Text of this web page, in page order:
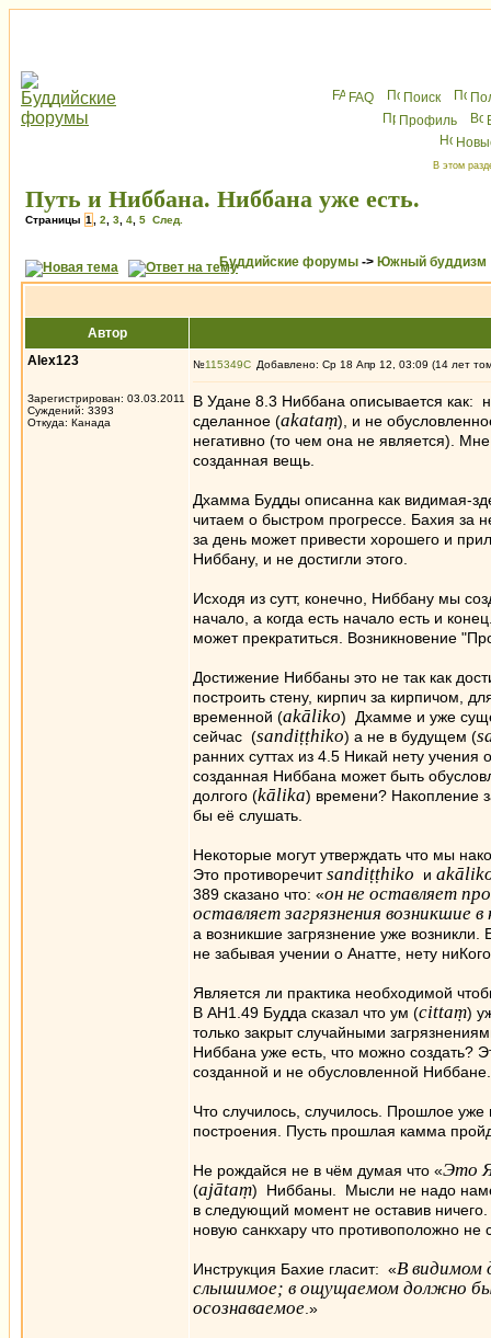
FAQ Поиск
Профиль
В этом
Путь и Ниббана. Ниббана уже есть.
Страницы 1 2 3 4 5 След.
Буддийские форумы -> Южный буддизм
Автор
Alex123
Зарегистрирован: 03.03.2011
Суждений: 3393
Откуда: Канада
№115349 Добавлено: Ср 18 Апр 12, 03:09 (14 лет
В Удане 8.3 Ниббана описывается как:
сделанное (akataṃ), и не
негативно (то чем она не является).
созданная вещь.
Дхамма Будды описанна как видимая-
читаем о быстром прогрессе. Бахия за
за день может привести хорошего и
Ниббану, и не достигли этого.
Исходя из сутт, конечно, Ниббану мы
начало, а когда есть начало есть и
может прекратиться. Возникновение
Достижение Ниббаны это не так как
построить стену, кирпич за кирпичом,
временной (akāliko) Дхамме и уже
сейчас (sandiṭṭhikо) а не в будущем (
ранних суттах из 4.5 Никай нету
созданная Ниббана может быть
долгого (kālika) времени? Накопление
бы её слушать.
Некоторые могут утверждать что мы
Это противоречитsandiṭṭhiko и
389 сказано что: «он не оставляет
оставляет загрязнения возникшие
а возникшие загрязнение уже
не забывая учении о Анатте, нету
Является ли практика необходимой
В АН1.49 Будда сказал что ум (cittaṃ)
только закрыт случайными
Ниббана уже есть, что можно создать?
созданной и не обусловленной Ниббане.
Что случилось, случилось. Прошлое
построения. Пусть прошлая камма
Не рождайся не в чём думая что «Это
(ajātaṃ) Ниббаны. Мысли не надо
в следующий момент не оставив
новую санкхару что противоположно не
Инструкция Бахие гласит: «В видимом
слышимое; в ощущаемом должно
осознаваемое .»